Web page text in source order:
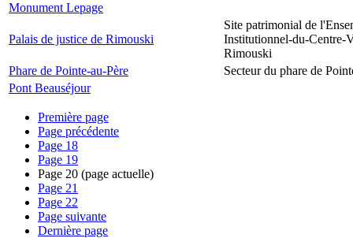
Monument Lepage
Palais de justice de Rimouski
Site patrimonial de
Institutionnel-du-Centre-
Rimouski
Phare de Pointe-au-Père
Secteur du phare de
Pont Beauséjour
Première page
Page précédente
Page 18
Page 19
Page 20 (page actuelle)
Page 21
Page 22
Page suivante
Dernière page